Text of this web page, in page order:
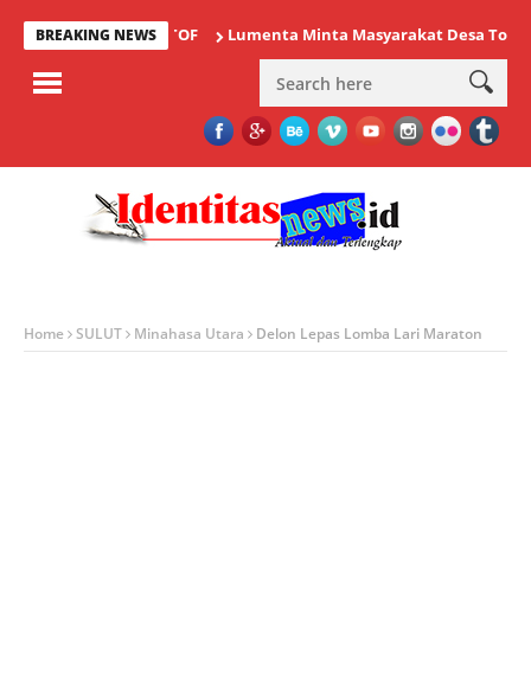
BREAKING NEWS Lumenta Minta Masyarakat Desa Tolok
Home SULUT Minahasa Utara Delon Lepas Lomba Lari Maraton